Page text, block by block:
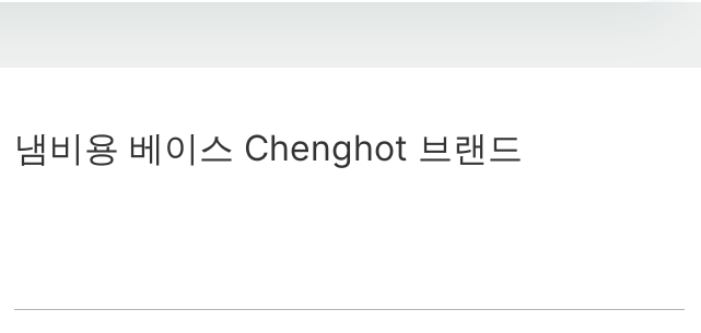
냄비용 베이스 Chenghot 브랜드